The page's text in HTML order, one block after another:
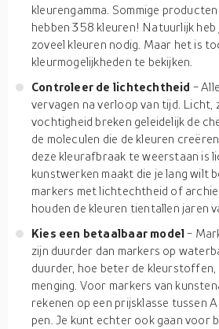
kleurengamma. Sommige
hebben 358 kleuren! Natuurlijk heb
zoveel kleuren nodig. Maar het is
kleurmogelijkheden te bekijken.
Controleer de lichtechtheid -
vervagen na verloop van tijd. Licht,
vochtigheid breken geleidelijk de
de moleculen die de kleuren
deze kleurafbraak te weerstaan is
kunstwerken maakt die je lang wilt
markers met lichtechtheid of
houden de kleuren tientallen jaren
Kies een betaalbaar model-
zijn duurder dan markers op
duurder, hoe beter de kleurstoffen,
menging. Voor markers van
rekenen op een prijsklasse tussen
pen. Je kunt echter ook gaan voor